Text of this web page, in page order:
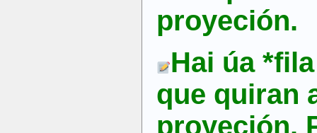
proyeción.
Hai úa
que quiran
proyeción.